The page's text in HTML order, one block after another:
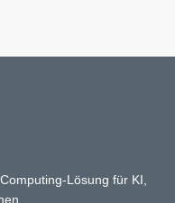
Lösung für KI,